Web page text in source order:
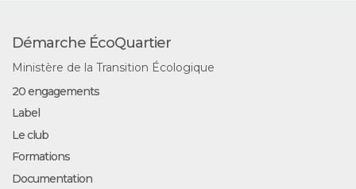
Démarche ÉcoQuartier
Ministère de la Transition Écologique
20 engagements
Label
Le club
Formations
Documentation